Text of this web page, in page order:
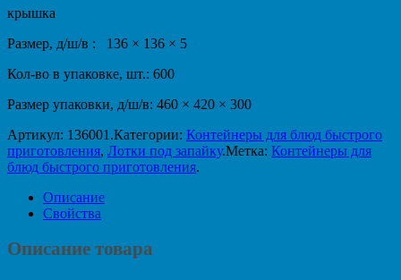
крышка
Размер, д/ш/в : 136 × 136 × 5
Кол-во в упаковке, шт.: 600
Размер упаковки, д/ш/в: 460 × 420 × 300
Артикул: 136001 .Категории: Контейнеры для блюд быстрого
приготовления, Лотки под запайку.Метка: Контейнеры для
блюд быстрого приготовления.
Описание
Свойства
Описание товара